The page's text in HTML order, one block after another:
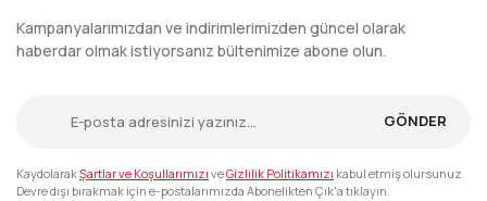
Kampanyalarımızdan ve indirimlerimizden güncel olarak
haberdar olmak istiyorsanız bültenimize abone olun.
GÖNDER
KaydolarakŞartlar ve Koşullarımızı veGizlilik Politikamızı kabul etmiş olursunuz.
Devre dışı bırakmak için e-postalarımızda Abonelikten Çık'a tıklayın.